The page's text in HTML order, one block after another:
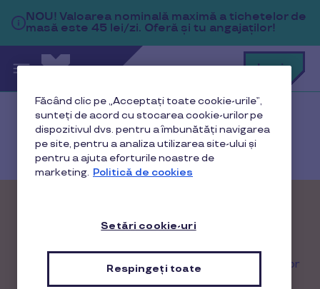
Sari la conținutul principal
Login
Acasă Toate produsele
Tichete sociale pentru mese calde
alimente și mese calde pentru susținerea românilor
cu venituri reduse, prin programul „Sprijin pentru
NOU! Valoarea nominală maximă a tichetelor de
masă este 45 lei/zi. Oferă și tu angajaților!
Făcând clic pe „Acceptați toate cookie-urile”,
sunteți de acord cu stocarea cookie-urilor pe
dispozitivul dvs. pentru a îmbunătăți navigarea
pe site, pentru a analiza utilizarea site-ului și
pentru a ajuta eforturile noastre de
marketing. Politică de cookies
Setări cookie-uri
Respingeți toate